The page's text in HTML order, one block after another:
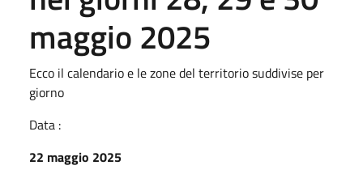
maggio 2025
Ecco il calendario e le zone del territorio suddivise per
giorno
Data :
22 maggio 2025